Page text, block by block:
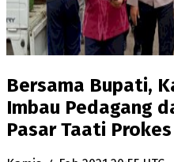
Bersama Bupati,
Imbau Pedagang
Pasar Taati Prokes